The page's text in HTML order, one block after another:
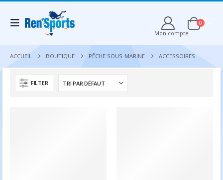
Mon compte
0
ACCUEIL BOUTIQUE PÊCHE SOUS-MARINE ACCESSOIRES
FILTER